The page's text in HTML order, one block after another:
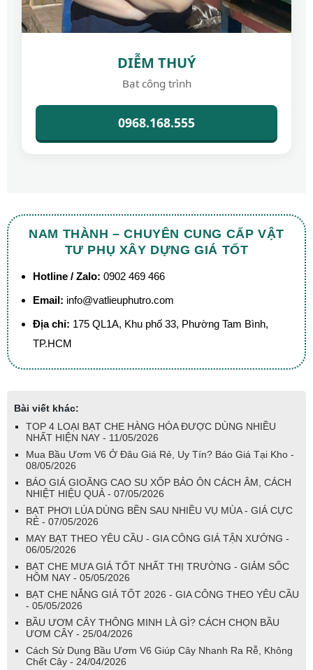
DIỄM THUÝ
Bạt công trình
0968.168.555
NAM THÀNH – CHUYÊN CUNG CẤP VẬT
TƯ PHỤ XÂY DỰNG GIÁ TỐT
Hotline / Zalo: 0902 469 466
Email: info@vatlieuphutro.com
Địa chỉ: 175 QL1A, Khu phố 33, Phường Tam Bình,
TP.HCM
Bài viết khác:
TOP 4 LOẠI BẠT CHE HÀNG HÓA ĐƯỢC DÙNG NHIỀU
NHẤT HIỆN NAY - 11/05/2026
Mua Bầu Ươm V6 Ở Đâu Giá Rẻ, Uy Tín? Báo Giá Tại Kho -
08/05/2026
BÁO GIÁ GIOĂNG CAO SU XỐP BẢO ÔN CÁCH ÂM, CÁCH
NHIỆT HIỆU QUẢ - 07/05/2026
BẠT PHƠI LÚA DÙNG BỀN SAU NHIỀU VỤ MÙA - GIÁ CỰC
RẺ - 07/05/2026
MAY BẠT THEO YÊU CẦU - GIA CÔNG GIÁ TẬN XƯỞNG -
06/05/2026
BẠT CHE MƯA GIÁ TỐT NHẤT THỊ TRƯỜNG - GIẢM SỐC
HÔM NAY - 05/05/2026
BẠT CHE NẮNG GIÁ TỐT 2026 - GIA CÔNG THEO YÊU CẦU
- 05/05/2026
BẦU ƯƠM CÂY THÔNG MINH LÀ GÌ? CÁCH CHỌN BẦU
ƯƠM CÂY - 25/04/2026
Cách Sử Dụng Bầu Ươm V6 Giúp Cây Nhanh Ra Rễ, Không
Chết Cây - 24/04/2026